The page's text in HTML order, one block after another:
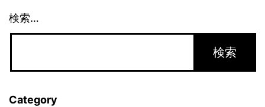
ン
検索…
Category